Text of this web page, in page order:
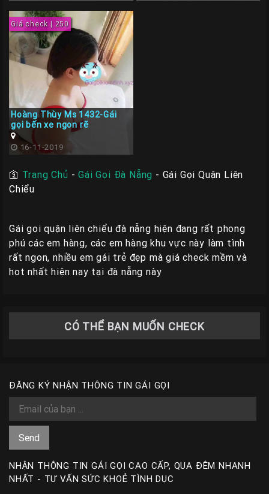
Giá check | 250
Hoàng Thùy Ms 1432-Gái
gọi bến xe ngon rẽ
16-11-2019
🛐 Trang Chủ -Gái Gọi Đà Nẵng - Gái Gọi Quận Liên
Chiểu
Gái gọi quận liên chiểu đà nẵng hiện đang rất phong
phú các em hàng, các em hàng khu vực này làm tình
rất ngon, nhiều em gái trẻ đẹp mà giá check mềm và
hot nhất hiện nay tại đà nẵng này
CÓ THỂ BẠN MUỐN CHECK
ĐĂNG KÝ NHẬN THÔNG TIN GÁI GỌI
NHẬN THÔNG TIN GÁI GỌI CAO CẤP, QUA ĐÊM NHANH
NHẤT - TƯ VẤN SỨC KHOẺ TÌNH DỤC